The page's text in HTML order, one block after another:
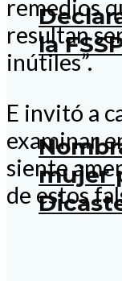
la
mujer
remedios
resultan
inútiles”.
E invitó a
examinar
siente
de estos